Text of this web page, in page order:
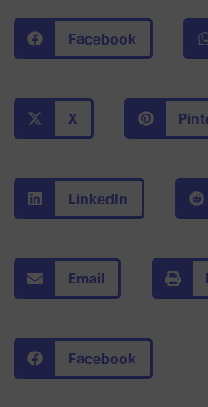
Facebook
X
LinkedIn
Email
Facebook